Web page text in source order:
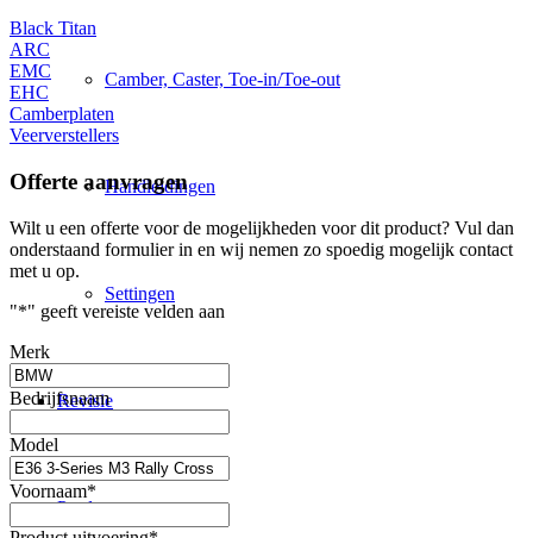
Camber, Caster, Toe-in/Toe-out
Handleidingen
Settingen
Revisie
Producten
Black Titan
ARC
EMC
EHC
Camberplaten
Veerverstellers
Offerte aanvragen
Wilt u een offerte voor de mogelijkheden voor dit product? Vul dan
onderstaand formulier in en wij nemen zo spoedig mogelijk contact
met u op.
"*" geeft vereiste velden aan
Merk
Bedrijfsnaam
Model
Voornaam*